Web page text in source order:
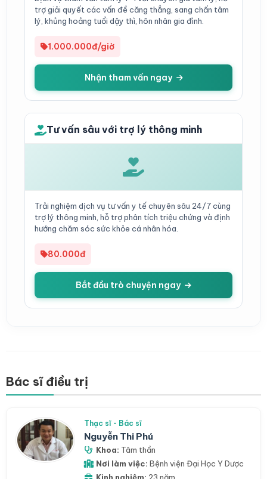
trợ giải quyết các vấn đề căng thẳng, sang chấn tâm
lý, khủng hoảng tuổi dậy thì, hôn nhân gia đình.
1.000.000đ/giờ
Nhận tham vấn ngay
Tư vấn sâu với trợ lý thông minh
Trải nghiệm dịch vụ tư vấn y tế chuyên sâu 24/7 cùng
trợ lý thông minh, hỗ trợ phân tích triệu chứng và định
hướng chăm sóc sức khỏe cá nhân hóa.
80.000đ
Bắt đầu trò chuyện ngay
Bác sĩ điều trị
Thạc sĩ - Bác sĩ
Nguyễn Thi Phú
Khoa: Tâm thần
Nơi làm việc: Bệnh viện Đại Học Y Dược